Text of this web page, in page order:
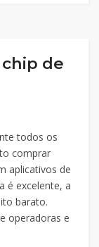
de
todos os
comprar
aplicativos de
é excelente, a
barato.
operadoras e